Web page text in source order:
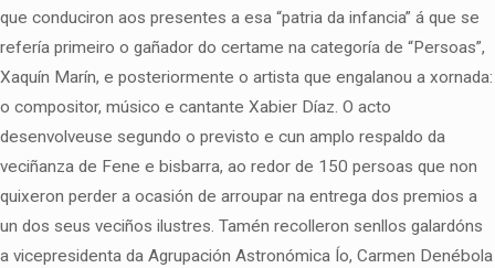
que conduciron aos presentes a esa “patria da infancia” á que se
refería primeiro o gañador do certame na categoría de “Persoas”,
Xaquín Marín, e posteriormente o artista que engalanou a xornada:
o compositor, músico e cantante Xabier Díaz. O acto
desenvolveuse segundo o previsto e cun amplo respaldo da
veciñanza de Fene e bisbarra, ao redor de 150 persoas que non
quixeron perder a ocasión de arroupar na entrega dos premios a
un dos seus veciños ilustres. Tamén recolleron senllos galardóns
a vicepresidenta da Agrupación Astronómica Ío, Carmen Denébola